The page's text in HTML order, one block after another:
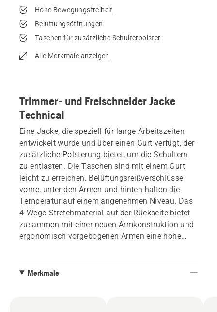
Hohe Bewegungsfreiheit
Belüftungsöffnungen
Taschen für zusätzliche Schulterpolster
Alle Merkmale anzeigen
Trimmer- und Freischneider Jacke
Technical
Eine Jacke, die speziell für lange Arbeitszeiten
entwickelt wurde und über einen Gurt verfügt, der
zusätzliche Polsterung bietet, um die Schultern
zu entlasten. Die Taschen sind mit einem Gurt
leicht zu erreichen. Belüftungsreißverschlüsse
vorne, unter den Armen und hinten halten die
Temperatur auf einem angenehmen Niveau. Das
4-Wege-Stretchmaterial auf der Rückseite bietet
zusammen mit einer neuen Armkonstruktion und
ergonomisch vorgebogenen Armen eine hohe
Merkmale